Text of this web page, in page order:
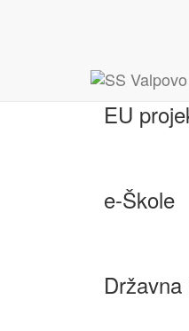
EU
e-Škole